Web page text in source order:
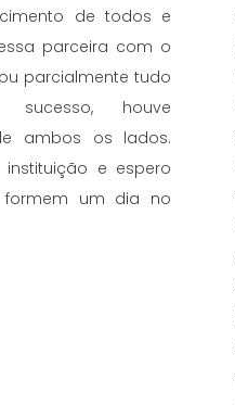
de todos e
parceira com o
parcialmente tudo
houve
ambos os lados.
e espero
um dia no